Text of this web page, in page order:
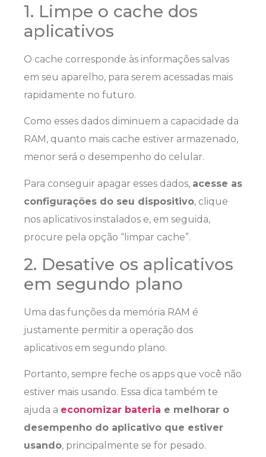
1. Limpe o cache dos
aplicativos
O cache corresponde às informações salvas
em seu aparelho, para serem acessadas mais
rapidamente no futuro.
Como esses dados diminuem a capacidade da
RAM, quanto mais cache estiver armazenado,
menor será o desempenho do celular.
Para conseguir apagar esses dados, acesse as
configurações do seu dispositivo, clique
nos aplicativos instalados e, em seguida,
procure pela opção “limpar cache”.
2. Desative os aplicativos
em segundo plano
Uma das funções da memória RAM é
justamente permitir a operação dos
aplicativos em segundo plano.
Portanto, sempre feche os apps que você não
estiver mais usando. Essa dica também te
ajuda a economizar bateria e melhorar o
desempenho do aplicativo que estiver
usando, principalmente se for pesado.